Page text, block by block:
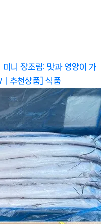
니 장조림: 맛과 영양이 가
추천상품]
식품